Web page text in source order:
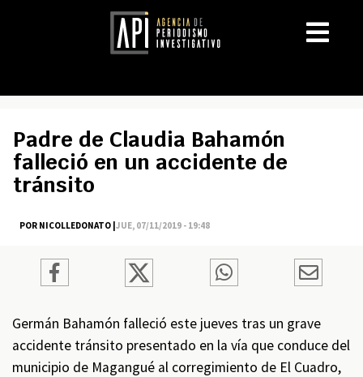
Padre de Claudia Bahamón
falleció en un accidente de
tránsito
POR NICOLLEDONATO | JUE, 07/11/2019 - 19:48
Germán Bahamón falleció este jueves tras un grave
accidente tránsito presentado en la vía que conduce del
municipio de Magangué al corregimiento de El Cuadro,